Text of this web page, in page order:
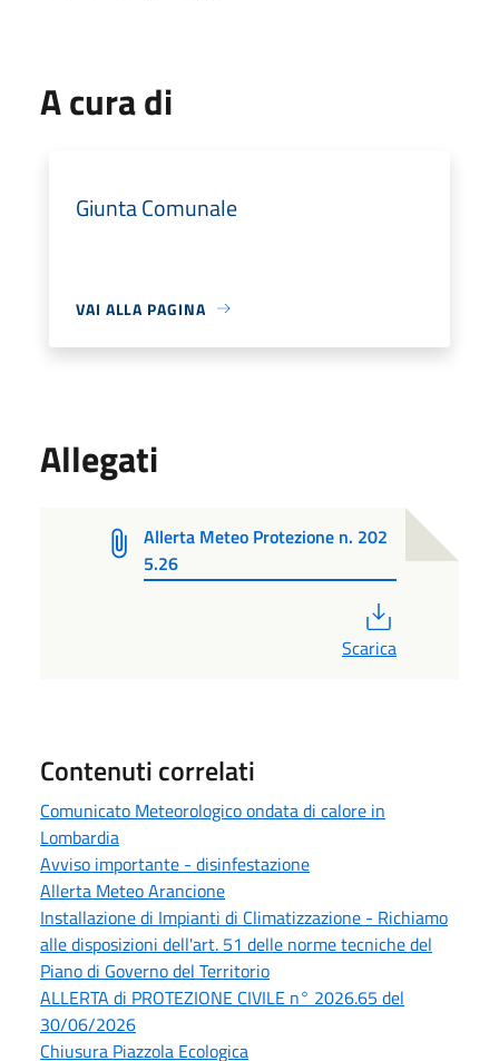
A cura di
Giunta Comunale
VAI ALLA PAGINA
Allegati
Allerta Meteo Protezione n. 202
5.26
Scarica
Contenuti correlati
Comunicato Meteorologico ondata di calore in
Lombardia
Avviso importante - disinfestazione
Allerta Meteo Arancione
Installazione di Impianti di Climatizzazione - Richiamo
alle disposizioni dell'art. 51 delle norme tecniche del
Piano di Governo del Territorio
ALLERTA di PROTEZIONE CIVILE n° 2026.65 del
30/06/2026
Chiusura Piazzola Ecologica